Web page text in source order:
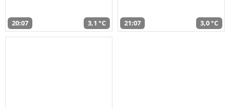
20:07 3,1 °C 21:07 3,0 °C